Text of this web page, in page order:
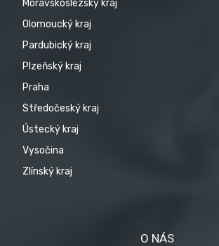
Moravskoslezský kraj
Olomoucký kraj
Pardubický kraj
Plzeňský kraj
Praha
Středočeský kraj
Ústecký kraj
Vysočina
Zlínský kraj
O NÁS